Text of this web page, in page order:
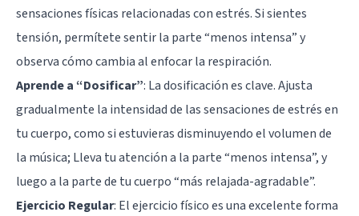
sensaciones físicas relacionadas con estrés. Si sientes
tensión, permítete sentir la parte “menos intensa” y
observa cómo cambia al enfocar la respiración.
Aprende a “Dosificar”: La dosificación es clave. Ajusta
gradualmente la intensidad de las sensaciones de estrés en
tu cuerpo, como si estuvieras disminuyendo el volumen de
la música; Lleva tu atención a la parte “menos intensa”, y
luego a la parte de tu cuerpo “más relajada-agradable”.
Ejercicio Regular: El ejercicio físico es una excelente forma